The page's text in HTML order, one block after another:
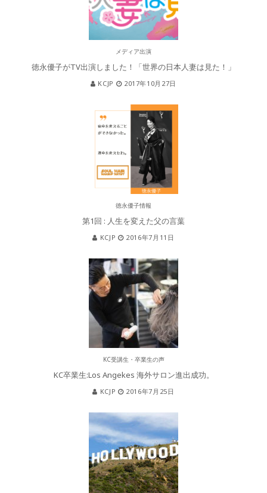
メディア出演
徳永優子がTV出演しました！「世界の日本人妻は見た！」
KCJP 2017年10月27日
徳永優子情報
第1回 : 人生を変えた父の言葉
KCJP 2016年7月11日
KC受講生・卒業生の声
KC卒業生:Los Angekes 海外サロン進出成功。
KCJP 2016年7月25日